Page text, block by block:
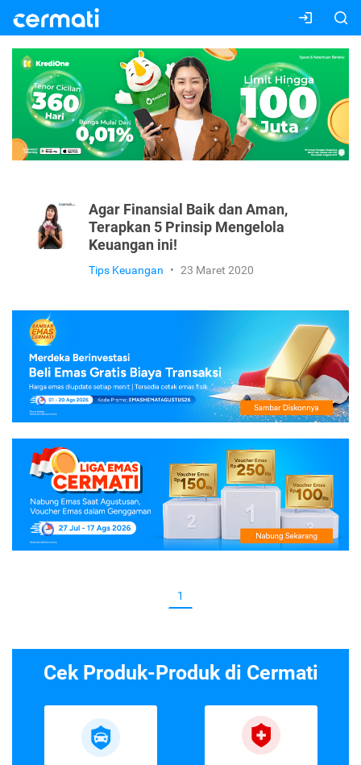
Agar Finansial Baik dan Aman,
Terapkan 5 Prinsip Mengelola
Keuangan ini!
Tips Keuangan • 23 Maret 2020
1
Cek Produk-Produk di Cermati